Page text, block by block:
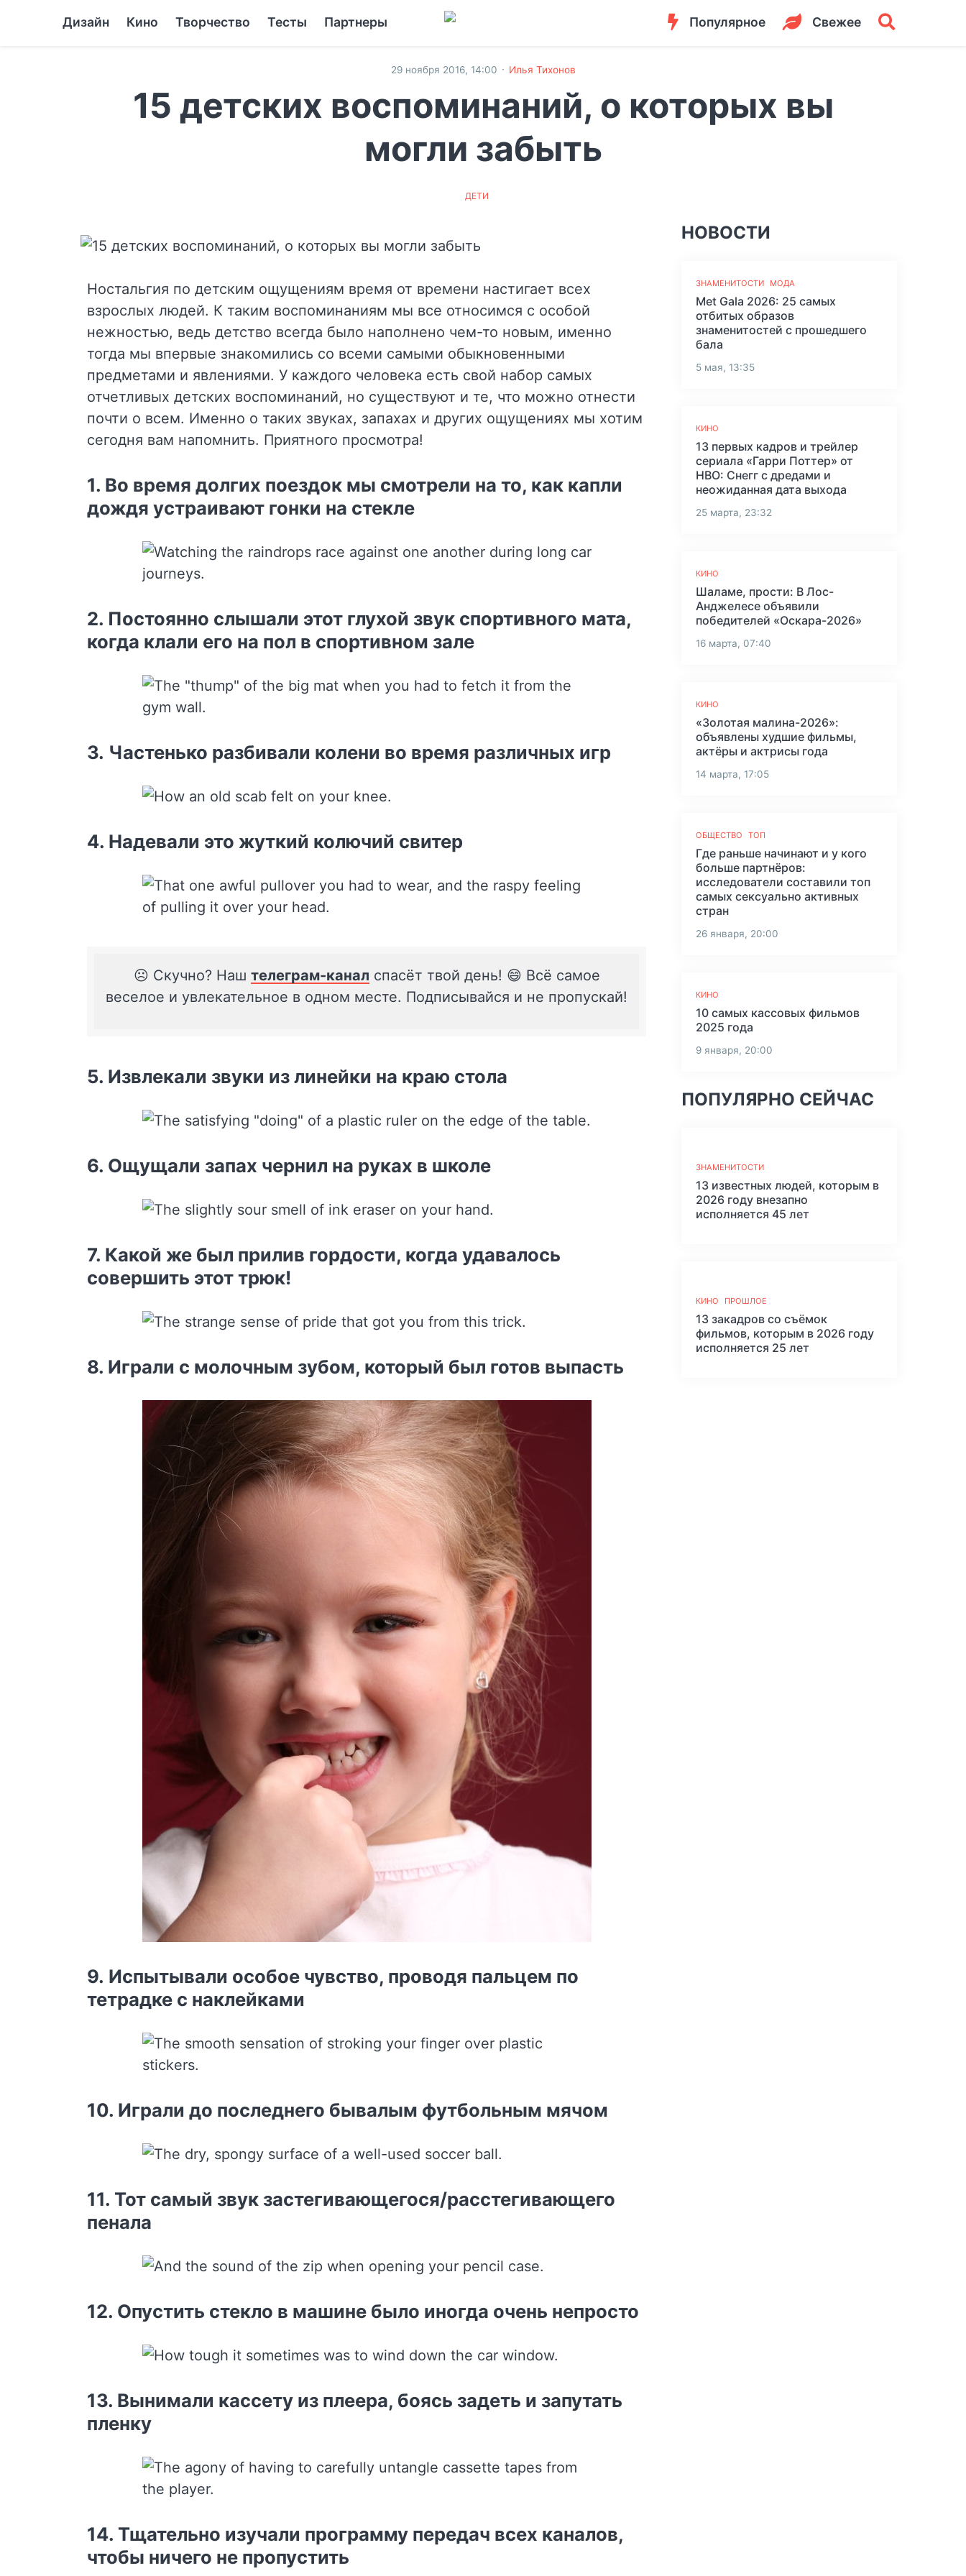
Дизайн Кино Творчество Тесты Партнеры Популярное Свежее
29 ноября 2016, 14:00 · Илья Тихонов
15 детских воспоминаний, о которых вы
могли забыть
ДЕТИ
Ностальгия по детским ощущениям время от времени настигает всех
взрослых людей. К таким воспоминаниям мы все относимся с особой
нежностью, ведь детство всегда было наполнено чем-то новым, именно
тогда мы впервые знакомились со всеми самыми обыкновенными
предметами и явлениями. У каждого человека есть свой набор самых
отчетливых детских воспоминаний, но существуют и те, что можно отнести
почти о всем. Именно о таких звуках, запахах и других ощущениях мы хотим
сегодня вам напомнить. Приятного просмотра!
1. Во время долгих поездок мы смотрели на то, как капли
дождя устраивают гонки на стекле
2. Постоянно слышали этот глухой звук спортивного мата,
когда клали его на пол в спортивном зале
3. Частенько разбивали колени во время различных игр
4. Надевали это жуткий колючий свитер
☹️ Скучно? Наш телеграм-канал спасёт твой день! 😄 Всё самое
веселое и увлекательное в одном месте. Подписывайся и не пропускай!
5. Извлекали звуки из линейки на краю стола
6. Ощущали запах чернил на руках в школе
7. Какой же был прилив гордости, когда удавалось
совершить этот трюк!
8. Играли с молочным зубом, который был готов выпасть
9. Испытывали особое чувство, проводя пальцем по
тетрадке с наклейками
10. Играли до последнего бывалым футбольным мячом
11. Тот самый звук застегивающегося/расстегивающего
пенала
12. Опустить стекло в машине было иногда очень непросто
13. Вынимали кассету из плеера, боясь задеть и запутать
пленку
14. Тщательно изучали программу передач всех каналов,
чтобы ничего не пропустить
НОВОСТИ
ЗНАМЕНИТОСТИ МОДА
Met Gala 2026: 25 самых
отбитых образов
знаменитостей с прошедшего
бала
5 мая, 13:35
КИНО
13 первых кадров и трейлер
сериала «Гарри Поттер» от
HBO: Снегг с дредами и
неожиданная дата выхода
25 марта, 23:32
КИНО
Шаламе, прости: В Лос-
Анджелесе объявили
победителей «Оскара-2026»
16 марта, 07:40
КИНО
«Золотая малина-2026»:
объявлены худшие фильмы,
актёры и актрисы года
14 марта, 17:05
ОБЩЕСТВО ТОП
Где раньше начинают и у кого
больше партнёров:
исследователи составили топ
самых сексуально активных
стран
26 января, 20:00
КИНО
10 самых кассовых фильмов
2025 года
9 января, 20:00
ПОПУЛЯРНО СЕЙЧАС
ЗНАМЕНИТОСТИ
13 известных людей, которым в
2026 году внезапно
исполняется 45 лет
КИНО ПРОШЛОЕ
13 закадров со съёмок
фильмов, которым в 2026 году
исполняется 25 лет